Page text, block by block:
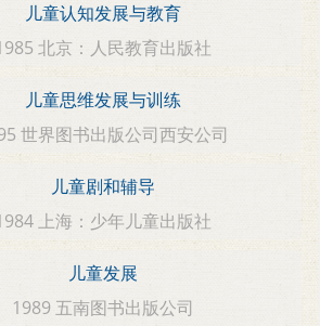
儿童认知发展与教育
北京：人民教育出版社
儿童思维发展与训练
世界图书出版公司西安公司
儿童剧和辅导
上海：少年儿童出版社
儿童发展
1989 五南图书出版公司